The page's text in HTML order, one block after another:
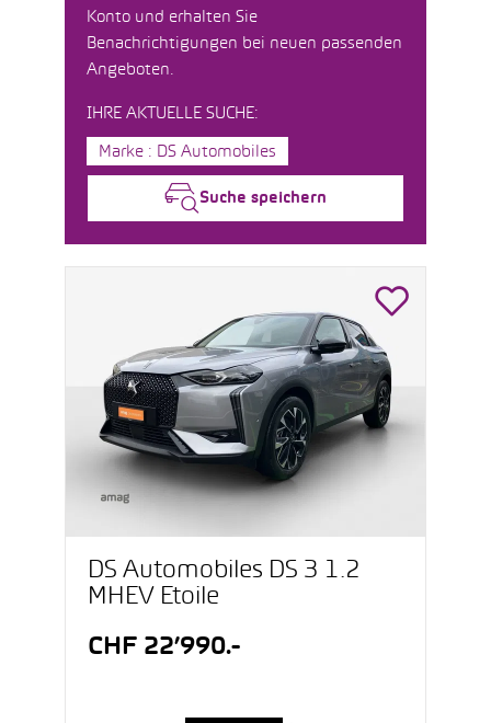
Konto und erhalten Sie
Benachrichtigungen bei neuen passenden
Angeboten.
IHRE AKTUELLE SUCHE:
Marke : DS Automobiles
Suche speichern
DS Automobiles DS 3 1.2
MHEV Etoile
CHF 22’990.-